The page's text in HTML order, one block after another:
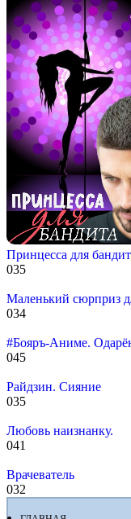
Принцесса для
035
Маленький сюрприз
034
#Бояръ-Аниме.
045
Райдзин. Сияние
035
Любовь наизнанку.
041
Врачеватель
032